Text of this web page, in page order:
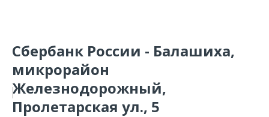
Сбербанк России - Балашиха,
микрорайон
Железнодорожный,
Пролетарская ул., 5